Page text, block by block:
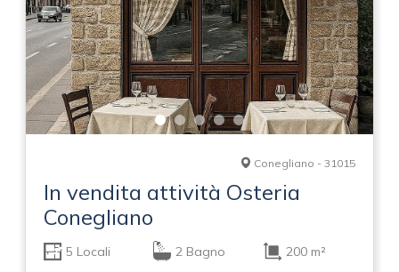
Conegliano - 31015
In vendita attività Osteria
Conegliano
5 Locali 2 Bagno 200 m²